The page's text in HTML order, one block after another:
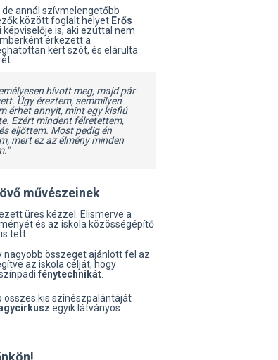
annál szívmelengetőbb
között foglalt helyet Erős
is, aki ezúttal nem
érkezett a
kért szót, és elárulta
hívott meg, majd pár
Úgy éreztem, semmilyen
érhet annyit, mint egy kisfiú
Ezért mindent félretettem,
eljöttem. Most pedig én
mert ez az élmény minden
művészeinek
üres kézzel. Elismerve a
és az iskola közösségépítő
tett:
nagyobb összeget ajánlott fel az
az iskola célját, hogy
fénytechnikát.
összes kis színészpalántáját
egyik látványos